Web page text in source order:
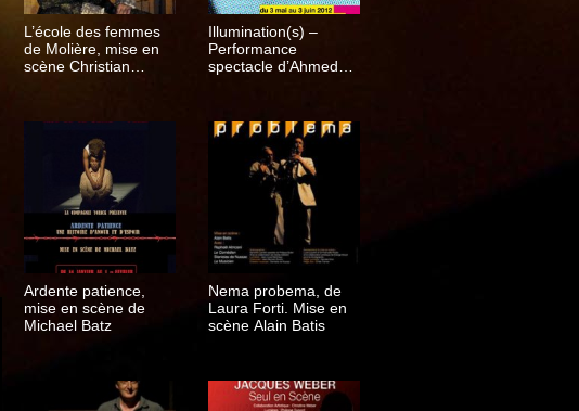
L’école des femmes
de Molière, mise en
scène Christian
Illumination(s) –
Performance
spectacle d’Ahmed
Ardente patience,
mise en scène de
Michael Batz
Nema probema, de
Laura Forti. Mise en
scène Alain Batis